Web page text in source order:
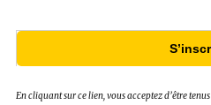
En cliquant sur ce lien, vous acceptez d’être